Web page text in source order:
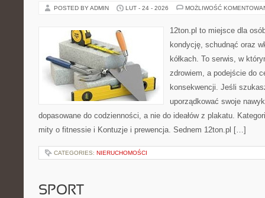
POSTED BY ADMIN LUT - 24 - 2026 MOŻLIWOŚĆ
12ton.pl to miejsce dla
kondycję, schudnąć oraz
kółkach. To serwis, w
zdrowiem, a podejście do
konsekwencji. Jeśli
uporządkować swoje
dopasowane do codzienności, a nie do ideałów z plakatu.
mity o fitnessie i Kontuzje i prewencja. Sednem 12ton.pl […]
CATEGORIES: NIERUCHOMOŚCI
SPORT